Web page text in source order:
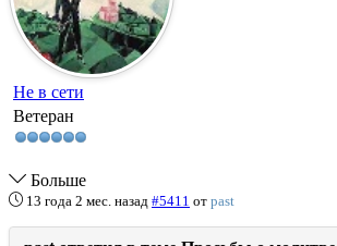
Не в сети
Ветеран
Больше
13 года 2 мес. назад #5411 от past